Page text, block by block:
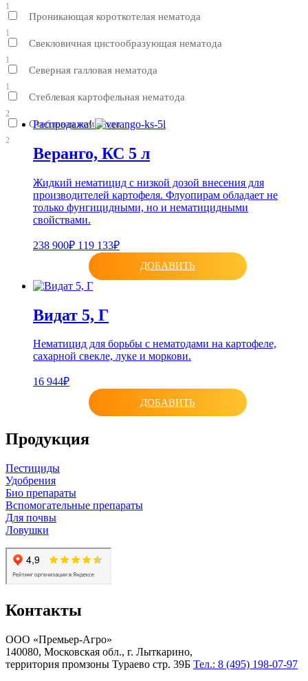
1
Проникающая короткотелая нематода
1
Свекловичная цистообразующая нематода
1
Северная галловая нематода
1
Стеблевая картофельная нематода
2
Стеблевая нематода
2
Распродажа!
Веранго, КС 5 л
Жидкий нематицид с низкой дозой внесения для
производителей картофеля. Флуопирам обладает не
только фунгицидными, но и нематицидными
свойствами.
238 900₽ 119 133₽
ДОБАВИТЬ
Видат 5, Г
Нематицид для борьбы с нематодами на картофеле,
сахарной свекле, луке и моркови.
16 944₽
ДОБАВИТЬ
Продукция
Пестициды
Удобрения
Био препараты
Вспомогательные препараты
Для почвы
Ловушки
Контакты
ООО «Премьер-Агро»
140080, Московская обл., г. Лыткарино,
территория промзоны Тураево стр. 39Б Тел.: 8 (495) 198-07-97